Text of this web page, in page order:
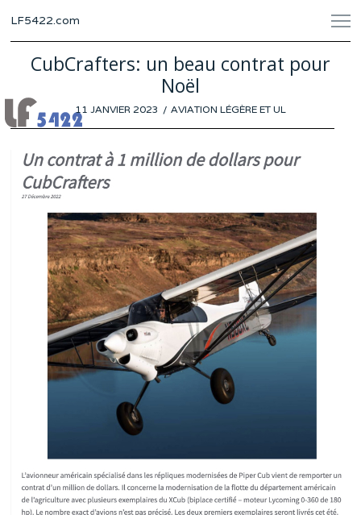
LF5422.com
CubCrafters: un beau contrat pour
Noël
POSTED
ON
11 JANVIER 2023 8 AVIATION LÉGÈRE ET UL